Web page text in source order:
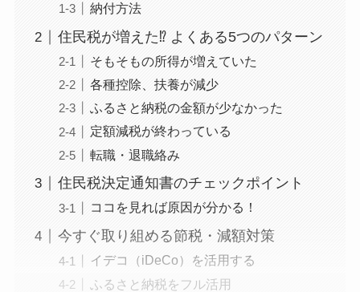
納付方法
住民税が増えた⁉ よくある5つのパターン
そもそもの所得が増えていた
各種控除、扶養が減少
ふるさと納税の金額が少なかった
定額減税が終わっている
転職・退職絡み
住民税決定通知書のチェックポイント
ココを見れば原因が分かる！
今すぐ取り組める節税・減額対策
イデコ（iDeCo）を活用する
ふるさと納税をフル活用